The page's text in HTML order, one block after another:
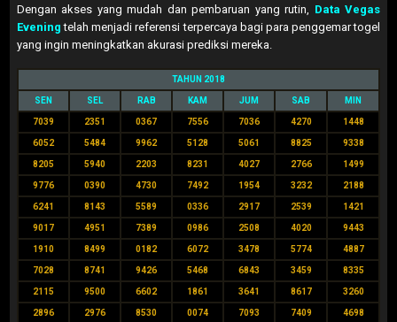
Dengan akses yang mudah dan pembaruan yang rutin, Data Vegas
Evening telah menjadi referensi terpercaya bagi para penggemar togel
yang ingin meningkatkan akurasi prediksi mereka.
TAHUN 2018
SEN SEL RAB KAM JUM SAB MIN
7039 2351 0367 7556 7036 4270 1448
6052 5484 9962 5128 5061 8825 9338
8205 5940 2203 8231 4027 2766 1499
9776 0390 4730 7492 1954 3232 2188
6241 8143 5589 0336 2917 2539 1421
9017 4951 7389 0986 2508 4020 9443
1910 8499 0182 6072 3478 5774 4887
7028 8741 9426 5468 6843 3459 8335
2115 9500 6602 1861 3641 8617 3260
2896 2976 8530 0074 7093 7409 4698